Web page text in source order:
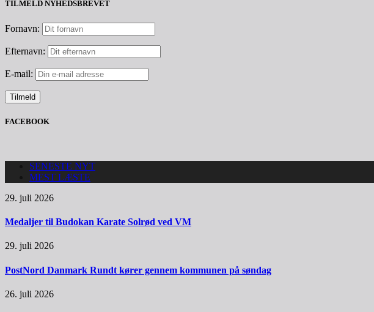
TILMELD NYHEDSBREVET
Fornavn:
Efternavn:
E-mail:
FACEBOOK
SENESTE NYT
MEST LÆSTE
29. juli 2026
Medaljer til Budokan Karate Solrød ved VM
29. juli 2026
PostNord Danmark Rundt kører gennem kommunen på søndag
26. juli 2026